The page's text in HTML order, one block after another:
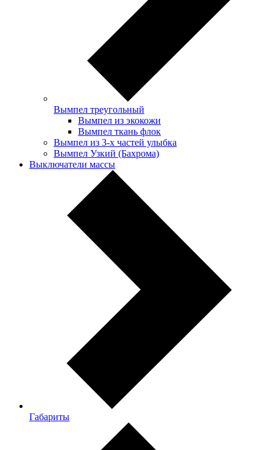
Вымпел треугольный
Вымпел из экокожи
Вымпел ткань флок
Вымпел из 3-х частей улыбка
Вымпел Узкий (Бахрома)
Выключатели массы
Габариты